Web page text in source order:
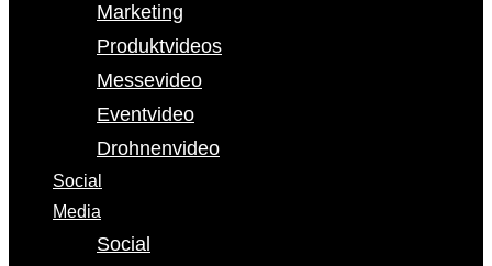
Marketing
Produktvideos
Messevideo
Eventvideo
Drohnenvideo
Social
Media
Social